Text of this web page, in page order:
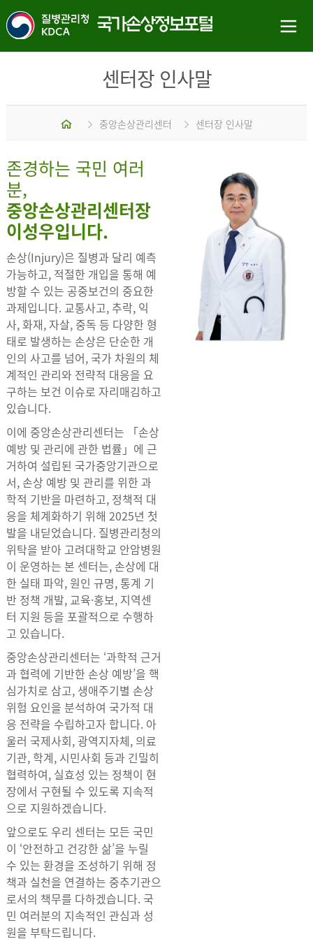
센터장 인사말
중앙손상관리센터 센터장 인사말
존경하는 국민 여러
분,
중앙손상관리센터장
이성우입니다.
손상(Injury)은 질병과 달리 예측
가능하고, 적절한 개입을 통해 예
방할 수 있는 공중보건의 중요한
과제입니다. 교통사고, 추락, 익
사, 화재, 자살, 중독 등 다양한 형
태로 발생하는 손상은 단순한 개
인의 사고를 넘어, 국가 차원의 체
계적인 관리와 전략적 대응을 요
구하는 보건 이슈로 자리매김하고
있습니다.
이에 중앙손상관리센터는 「손상
예방 및 관리에 관한 법률」에 근
거하여 설립된 국가중앙기관으로
서, 손상 예방 및 관리를 위한 과
학적 기반을 마련하고, 정책적 대
응을 체계화하기 위해 2025년 첫
발을 내딛었습니다. 질병관리청의
위탁을 받아 고려대학교 안암병원
이 운영하는 본 센터는, 손상에 대
한 실태 파악, 원인 규명, 통계 기
반 정책 개발, 교육·홍보, 지역센
터 지원 등을 포괄적으로 수행하
고 있습니다.
중앙손상관리센터는 ‘과학적 근거
과 협력에 기반한 손상 예방’을 핵
심가치로 삼고, 생애주기별 손상
위험 요인을 분석하여 국가적 대
응 전략을 수립하고자 합니다. 아
울러 국제사회, 광역지자체, 의료
기관, 학계, 시민사회 등과 긴밀히
협력하여, 실효성 있는 정책이 현
장에서 구현될 수 있도록 지속적
으로 지원하겠습니다.
앞으로도 우리 센터는 모든 국민
이 ‘안전하고 건강한 삶’을 누릴
수 있는 환경을 조성하기 위해 정
책과 실천을 연결하는 중추기관으
로서의 책무를 다하겠습니다. 국
민 여러분의 지속적인 관심과 성
원을 부탁드립니다.